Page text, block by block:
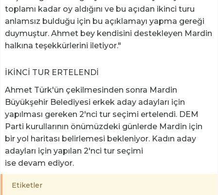
toplamı kadar oy aldığını ve bu açıdan ikinci turu
anlamsız bulduğu için bu açıklamayı yapma gereği
duymuştur. Ahmet bey kendisini destekleyen Mardin
halkına teşekkürlerini iletiyor."
İKİNCİ TUR ERTELENDİ
Ahmet Türk'ün çekilmesinden sonra Mardin
Büyükşehir Belediyesi erkek aday adayları için
yapılması gereken 2'nci tur seçimi ertelendi. DEM
Parti kurullarının önümüzdeki günlerde Mardin için
bir yol haritası belirlemesi bekleniyor. Kadın aday
adayları için yapılan 2'nci tur seçimi
ise devam ediyor.
Etiketler